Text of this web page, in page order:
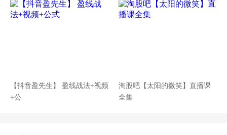
【抖音盈先生】 盈线战法+视频
+公
淘股吧【太阳的微笑】直播课
全集